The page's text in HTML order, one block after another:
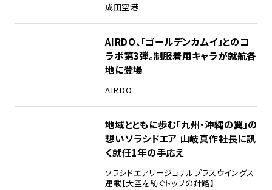
成田空港
AIRDO、「ゴールデンカムイ」とのコ
ラボ第3弾。制服着用キャラが就航各
地に登場
AIRDO
地域とともに歩む「九州・沖縄の翼」の
想い――ソラシドエア 山岐真作社長に訊
く就任1年の手応え
ソラシドエアリージョナルプラスウイングス
連載【大空を紡ぐトップの針路】